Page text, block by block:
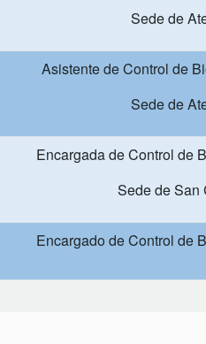
Sede de
Asistente de Control de
Sede de
Encargada de Control de
Sede de San
Encargado de Control de